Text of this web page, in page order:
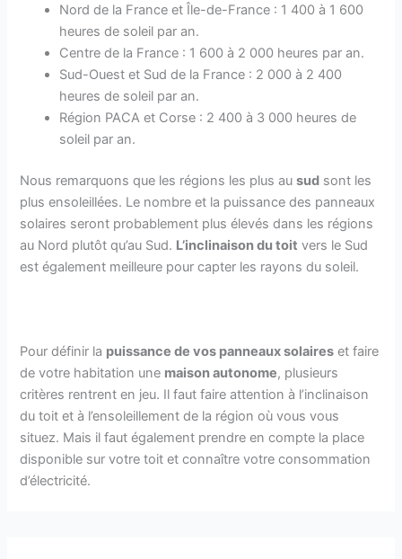
Nord de la France et Île-de-France : 1 400 à 1 600
heures de soleil par an.
Centre de la France : 1 600 à 2 000 heures par an.
Sud-Ouest et Sud de la France : 2 000 à 2 400
heures de soleil par an.
Région PACA et Corse : 2 400 à 3 000 heures de
soleil par an.
Nous remarquons que les régions les plus ausud sont les
plus ensoleillées. Le nombre et la puissance des panneaux
solaires seront probablement plus élevés dans les régions
au Nord plutôt qu’au Sud. L’inclinaison du toit vers le Sud
est également meilleure pour capter les rayons du soleil.
Pour définir la puissance de vos panneaux solaires et faire
de votre habitation une maison autonome, plusieurs
critères rentrent en jeu. Il faut faire attention à l’inclinaison
du toit et à l’ensoleillement de la région où vous vous
situez. Mais il faut également prendre en compte la place
disponible sur votre toit et connaître votre consommation
d’électricité.